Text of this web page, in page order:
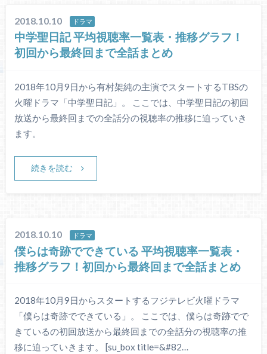
2018.10.10 ドラマ
中学聖日記 平均視聴率一覧表・推移グラフ！
初回から最終回まで全話まとめ
2018年10月9日から有村架純の主演でスタートするTBSの
火曜ドラマ「中学聖日記」。 ここでは、中学聖日記の初回
放送から最終回までの全話分の視聴率の推移に迫っていき
ます。
続きを読む
2018.10.10 ドラマ
僕らは奇跡でできている 平均視聴率一覧表・
推移グラフ！初回から最終回まで全話まとめ
2018年10月9日からスタートするフジテレビ火曜ドラマ
「僕らは奇跡でできている」。 ここでは、僕らは奇跡でで
きているの初回放送から最終回までの全話分の視聴率の推
移に迫っていきます。 [su_box title=&#82…